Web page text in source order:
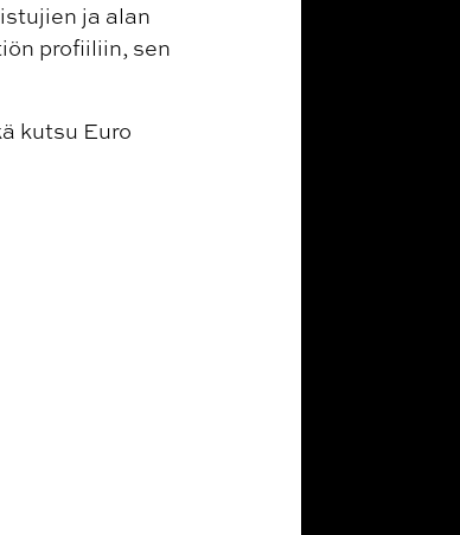
ja alan
profiiliin, sen
kutsu Euro